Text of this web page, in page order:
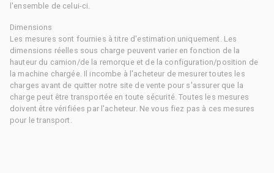
l'ensemble de celui-ci.
Dimensions
Les mesures sont fournies à titre d'estimation uniquement. Les
dimensions réelles sous charge peuvent varier en fonction de la
hauteur du camion/de la remorque et de la configuration/position de
la machine chargée. Il incombe à l'acheteur de mesurer toutes les
charges avant de quitter notre site de vente pour s'assurer que la
charge peut être transportée en toute sécurité. Toutes les mesures
doivent être vérifiées par l'acheteur. Ne vous fiez pas à ces mesures
pour le transport.